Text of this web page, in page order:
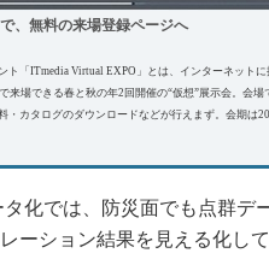
、無料の来場登録ページへ
「ITmedia Virtual EXPO」とは、インターネット
来場できる春と秋の年2回開催の“仮想”展示会。会
・カタログのダウンロードなどが行えまず。会期は
化では、防災面でも点群デ
ーション結果を見える化し